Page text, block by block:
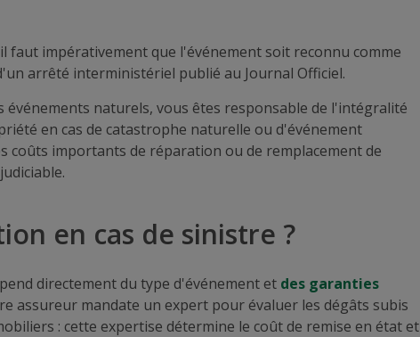
faut impérativement que l'événement soit reconnu comme
arrêté interministériel publié au Journal Officiel.
événements naturels, vous êtes responsable de l'intégralité
en cas de catastrophe naturelle ou d'événement
coûts importants de réparation ou de remplacement de
en cas de sinistre ?
directement du type d'événement et des garanties
assureur mandate un expert pour évaluer les dégâts subis
: cette expertise détermine le coût de remise en état et